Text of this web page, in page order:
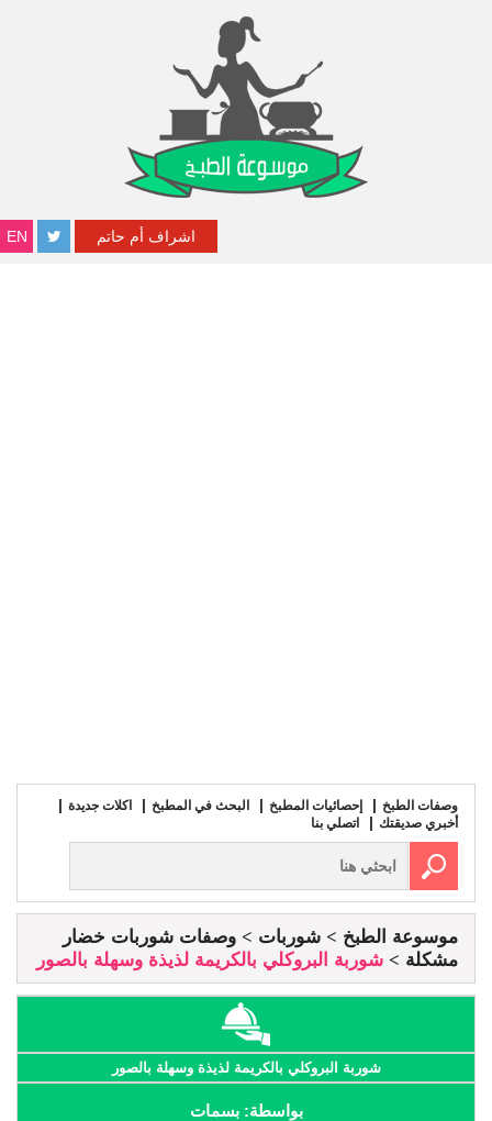
EN اشراف أم حاتم
وصفات الطبخ إحصائيات المطبخ البحث في المطبخ
اكلات جديدة
أخبري صديقتك
اتصلي بنا
موسوعة الطبخ شوربات
وصفات شوربات خضار
مشكلة
شوربة البروكلي بالكريمة لذيذة وسهلة بالصور
شوربة البروكلي بالكريمة لذيذة وسهلة بالصور
بواسطة: بسمات